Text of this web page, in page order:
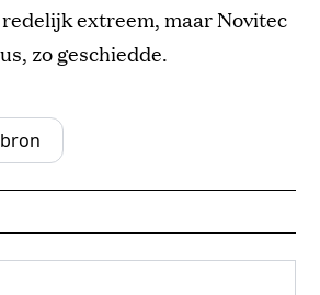
extreem, maar Novitec
zo geschiedde.